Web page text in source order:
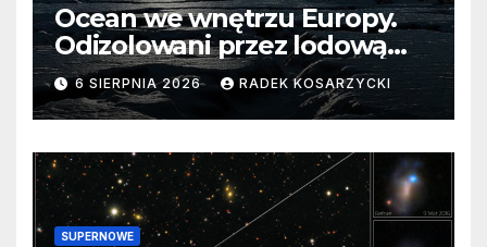
Ocean we wnętrzu Europy.
Odizolowani przez lodową
barierę
6 SIERPNIA 2026 RADEK KOSARZYCKI
SUPERNOWE